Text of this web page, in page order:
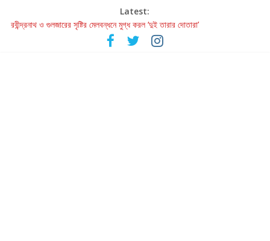
Latest:
রবীন্দ্রনাথ ও গুলজারের সৃষ্টির মেলবন্ধনে মুগ্ধ করল ‘দুই তারার দোতারা’
কলের গান থেকে রীলস্ — বাঙালির গান শোনার বিবর্তনের গল্প
জগন্নাথমঙ্গলম্ — বাংলায় প্রথমবার মঞ্চে এবার রথযাত্রার উদযাপন